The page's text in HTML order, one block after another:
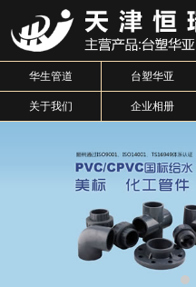
华生管道 台塑华亚
关于我们 企业相册